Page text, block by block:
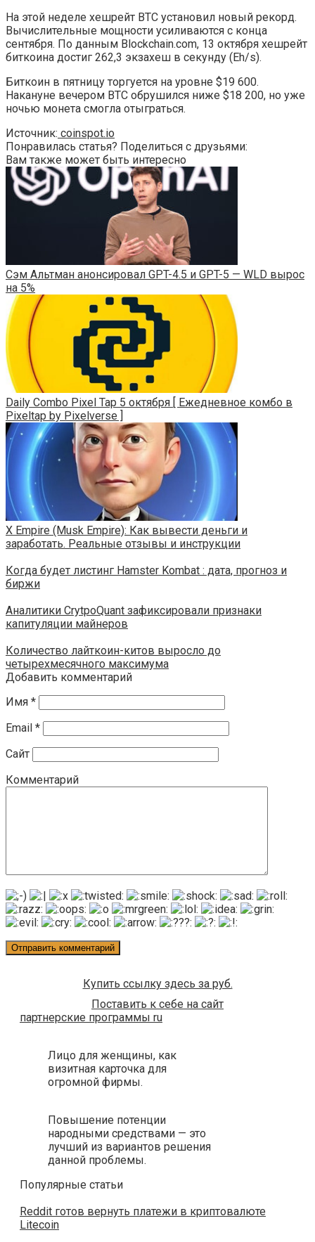
На этой неделе хешрейт BTC установил новый рекорд.
Вычислительные мощности усиливаются с конца
сентября. По данным Blockchain.com, 13 октября хешрейт
биткоина достиг 262,3 экзахеш в секунду (Eh/s).
Биткоин в пятницу торгуется на уровне $19 600.
Накануне вечером BTC обрушился ниже $18 200, но уже
ночью монета смогла отыграться.
Источник: coinspot.io
Понравилась статья? Поделиться с друзьями:
Вам также может быть интересно
Сэм Альтман анонсировал GPT-4.5 и GPT-5 — WLD вырос
на 5%
Daily Combo Pixel Tap 5 октября [ Ежедневное комбо в
Pixeltap by Pixelverse ]
X Empire (Musk Empire): Как вывести деньги и
заработать. Реальные отзывы и инструкции
Когда будет листинг Hamster Kombat : дата, прогноз и
биржи
Аналитики CrytpoQuant зафиксировали признаки
капитуляции майнеров
Количество лайткоин-китов выросло до
четырехмесячного максимума
Добавить комментарий
Имя *
Email *
Сайт
Комментарий
Купить ссылку здесь за руб.
Поставить к себе на сайт
партнерские программы ru
Лицо для женщины, как
визитная карточка для
огромной фирмы.
Повышение потенции
народными средствами — это
лучший из вариантов решения
данной проблемы.
Популярные статьи
Reddit готов вернуть платежи в криптовалюте
Litecoin